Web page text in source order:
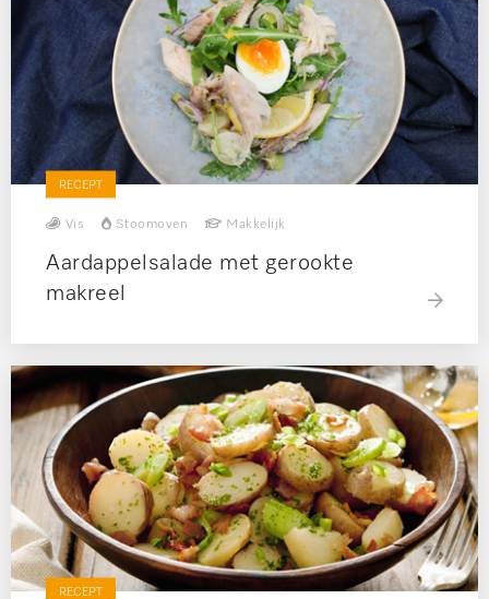
RECEPT
Vis Stoomoven Makkelijk
Aardappelsalade met gerookte
makreel
RECEPT